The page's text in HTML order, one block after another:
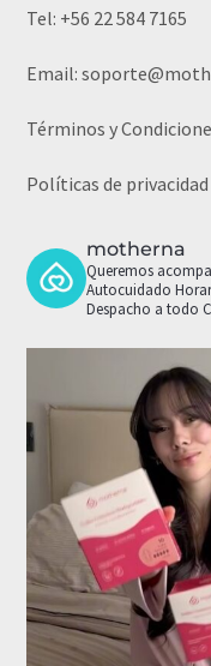
Tel: +56 22 584 7165
Email:
Términos y
Políticas de privacidad
motherna
Queremos
Autocuidado
Despacho a todo